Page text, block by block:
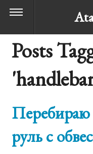
Posts
руль с